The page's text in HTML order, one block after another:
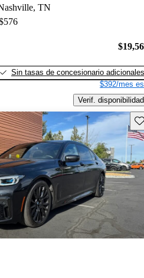
TN
Sin tasas de concesionario adicionales
$392/mes
Verif. disponibilidad